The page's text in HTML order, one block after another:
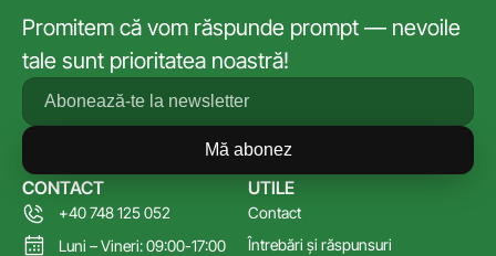
Promitem că vom răspunde prompt — nevoile
tale sunt prioritatea noastră!
Mă abonez
UTILE
Contact
Întrebări și răspunsuri
CONTACT
+40 748 125 052
Luni – Vineri: 09:00-17:00